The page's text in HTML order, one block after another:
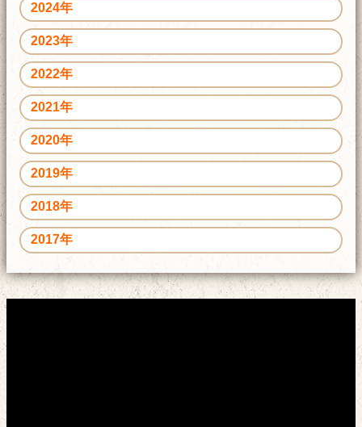
2024年
2023年
2022年
2021年
2020年
2019年
2018年
2017年